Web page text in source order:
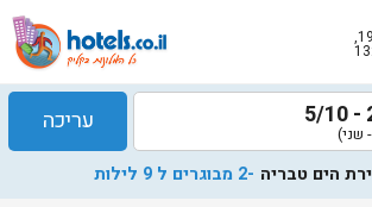
א'-ה': 19:00-9:00,
שני) עריכה
הים טבריה -2 מבוגרים ל 9 לילות